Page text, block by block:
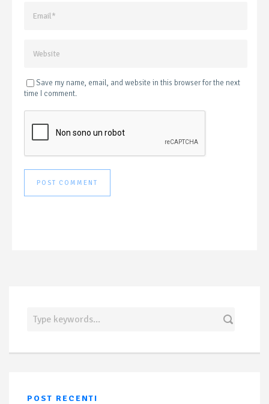
Save my name, email, and website in this browser for the next
time I comment.
POST RECENTI